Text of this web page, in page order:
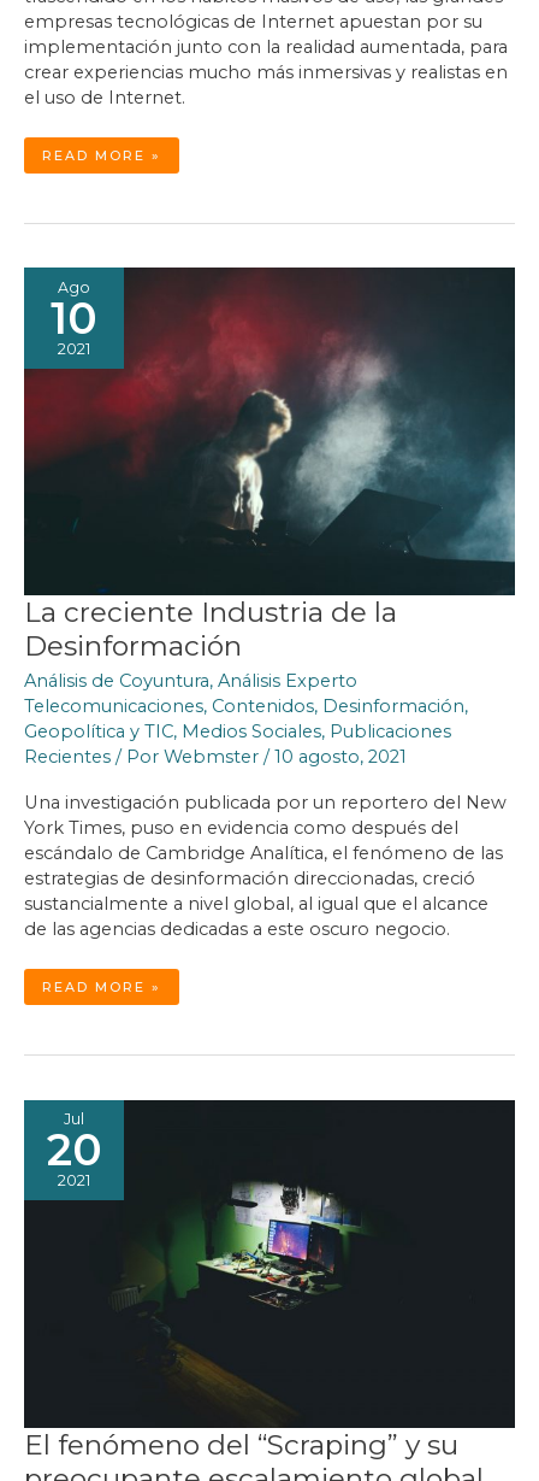
empresas tecnológicas de Internet apuestan por su
implementación junto con la realidad aumentada, para
crear experiencias mucho más inmersivas y realistas en
el uso de Internet.
METAUNIVERSOS
EL
READ MORE »
Ago
10
2021
La creciente Industria de la
Desinformación
Análisis de Coyuntura, Análisis Experto
Telecomunicaciones, Contenidos, Desinformación,
Geopolítica y TIC, Medios Sociales, Publicaciones
Recientes / Por Webmster /10 agosto, 2021
Una investigación publicada por un reportero del New
York Times, puso en evidencia como después del
escándalo de Cambridge Analítica, el fenómeno de las
estrategias de desinformación direccionadas, creció
sustancialmente a nivel global, al igual que el alcance
de las agencias dedicadas a este oscuro negocio.
LA
INDUSTRIA
READ MORE »
Jul
20
2021
El fenómeno del “Scraping” y su